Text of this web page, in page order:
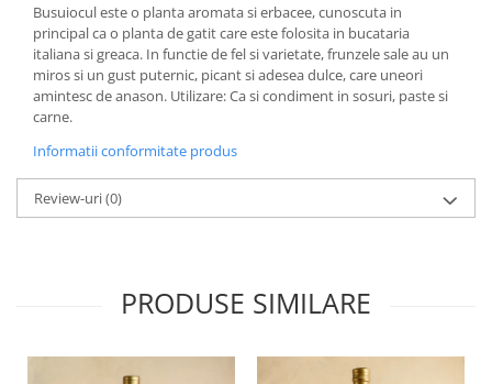
Busuiocul este o planta aromata si erbacee, cunoscuta in
principal ca o planta de gatit care este folosita in bucataria
italiana si greaca. In functie de fel si varietate, frunzele sale au un
miros si un gust puternic, picant si adesea dulce, care uneori
amintesc de anason. Utilizare: Ca si condiment in sosuri, paste si
carne.
Informatii conformitate produs
Review-uri(0)
PRODUSE SIMILARE